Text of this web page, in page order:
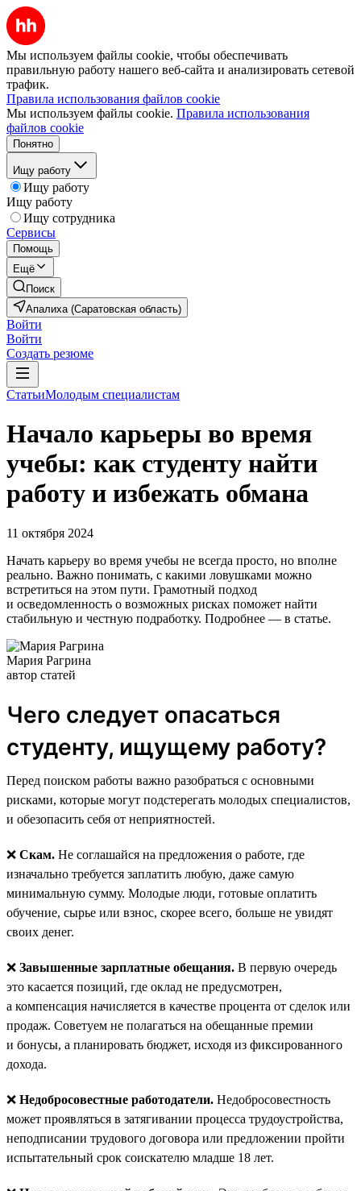
Мы используем файлы cookie, чтобы обеспечивать
правильную работу нашего веб-сайта и анализировать сетевой
трафик.
Правила использования файлов cookie
Мы используем файлы cookie. Правила использования
файлов cookie
Понятно
Ищу работу
Ищу работу
Ищу работу
Ищу сотрудника
Сервисы
Помощь
Ещё
Поиск
Апалиха (Саратовская область)
Войти
Войти
Создать резюме
СтатьиМолодым специалистам
Начало карьеры во время
учебы: как студенту найти
работу и избежать обмана
11 октября 2024
Начать карьеру во время учебы не всегда просто, но вполне
реально. Важно понимать, с какими ловушками можно
встретиться на этом пути. Грамотный подход
и осведомленность о возможных рисках поможет найти
стабильную и честную подработку. Подробнее — в статье.
Мария Рагрина
автор статей
Чего следует опасаться
студенту, ищущему работу?
Перед поиском работы важно разобраться с основными
рисками, которые могут подстерегать молодых специалистов,
и обезопасить себя от неприятностей.
❌ Скам. Не соглашайся на предложения о работе, где
изначально требуется заплатить любую, даже самую
минимальную сумму. Молодые люди, готовые оплатить
обучение, сырье или взнос, скорее всего, больше не увидят
своих денег.
❌ Завышенные зарплатные обещания. В первую очередь
это касается позиций, где оклад не предусмотрен,
а компенсация начисляется в качестве процента от сделок или
продаж. Советуем не полагаться на обещанные премии
и бонусы, а планировать бюджет, исходя из фиксированного
дохода.
❌ Недобросовестные работодатели. Недобросовестность
может проявляться в затягивании процесса трудоустройства,
неподписании трудового договора или предложении пройти
испытательный срок соискателю младше 18 лет.